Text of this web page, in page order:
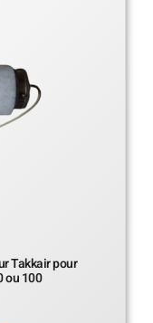
Takkair pour
ou 100